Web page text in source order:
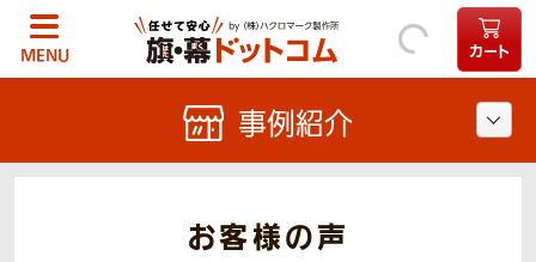
MENU カート
お客様の声
事例紹介